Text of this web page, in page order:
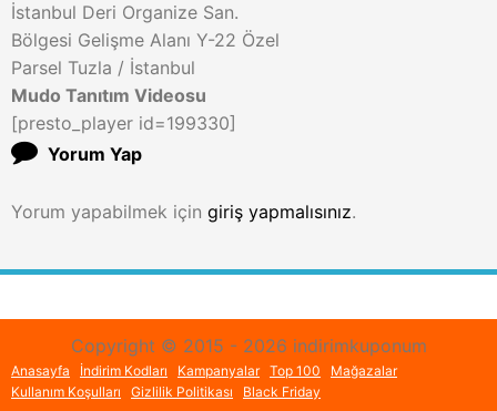
İstanbul Deri Organize San.
Bölgesi Gelişme Alanı Y-22 Özel
Parsel Tuzla / İstanbul
Mudo Tanıtım Videosu
[presto_player id=199330]
Yorum Yap
Yorum yapabilmek için giriş yapmalısınız.
Copyright © 2015 - 2026 indirimkuponum
Anasayfa İndirim Kodları Kampanyalar Top 100
Mağazalar
Kullanım Koşulları
Gizlilik Politikası Black Friday